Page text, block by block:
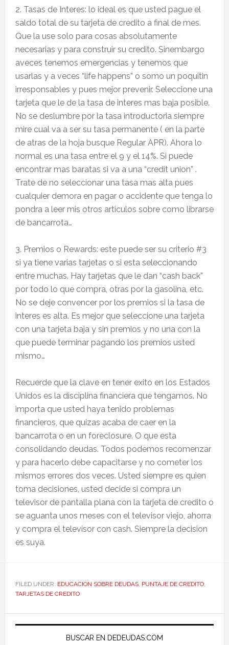
2. Tasas de Interes: lo ideal es que usted pague el
saldo total de su tarjeta de credito a final de mes.
Que la use solo para cosas absolutamente
necesarias y para construir su credito. Sinembargo
aveces tenemos emergencias y tenemos que
usarlas y a veces “life happens” o somo un poquitin
irresponsables y pues mejor prevenir. Seleccione una
tarjeta que le de la tasa de interes mas baja posible.
No se deslumbre por la tasa introductoria siempre
mire cual va a ser su tasa permanente ( en la parte
de atras de la hoja busque Regular APR). Ahora lo
normal es una tasa entre el 9 y el 14%. Si puede
encontrar mas baratas si va a una “credit union” .
Trate de no seleccionar una tasa mas alta pues
cualquier demora en pagar o accidente que tenga lo
pondra a leer mis otros articulos sobre como librarse
de bancarrota…
3. Premios o Rewards: este puede ser su criterio #3
si ya tiene varias tarjetas o si esta seleccionando
entre muchas. Hay tarjetas que le dan “cash back”
por todo lo que compra, otras por la gasolina, etc.
No se deje convencer por los premios si la tasa de
interes es alta. Es mejor que seleccione una tarjeta
con una tarjeta baja y sin premios y no una con la
que puede terminar pagando los premios usted
mismo…
Recuerde que la clave en tener exito en los Estados
Unidos es la disciplina financiera que tengamos. No
importa que usted haya tenido problemas
financieros, que quizas acaba de caer en la
bancarrota o en un foreclosure. O que esta
consolidando deudas. Todos podemos recomenzar
y para hacerlo debe capacitarse y no cometer los
mismos errores dos veces. Usted siempre es quien
toma decisiones, usted decide si compra un
televisor de pantalla plana con la tarjeta de credito o
se aguanta unos meses con el televisor viejo, ahorra
y compra el televisor con cash. Siempre la decision
es suya.
FILED UNDER: EDUCACION SOBRE DEUDAS, PUNTAJE DE CREDITO,
TARJETAS DE CREDITO
Primary
BUSCAR EN DEDEUDAS.COM